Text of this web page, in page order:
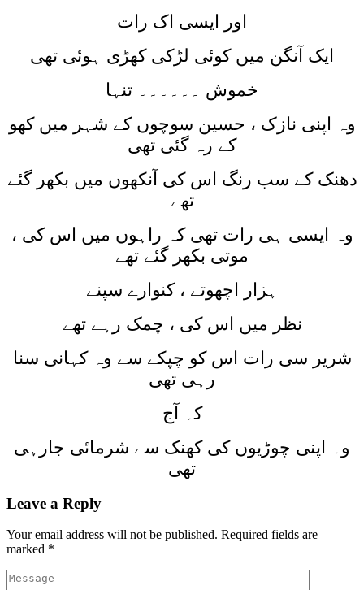
اور ایسی اک رات
ایک آنگن میں کوئی لڑکی کھڑی ہوئی تھی
خموش ۔۔۔۔۔۔ تنہا
وہ اپنی نازک ، حسین سوچوں کے شہر میں کھو
کے رہ گئی تھی
دھنک کے سب رنگ اس کی آنکھوں میں بکھر گئے
تھے
وہ ایسی ہی رات تھی کہ راہوں میں اس کی ،
موتی بکھر گئے تھے
ہزار اچھوتے ، کنوارے سپنے
نظر میں اس کی ، چمک رہے تھے
شریر سی رات اس کو چپکے سے وہ کہانی سنا
رہی تھی
کہ آج
وہ اپنی چوڑیوں کی کھنک سے شرمائی جارہی
تھی
Leave a Reply
Your email address will not be published. Required fields are
marked *